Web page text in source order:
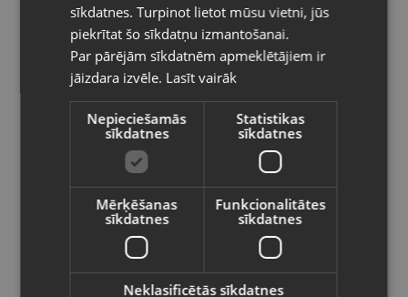
348.00€
€ /mēn.
Zelta gredzens ar briljantu
Pasūtījumi tiks piegādāti uz
izvēlēto valsti
Vietnes saturs būs attēlots izvēlētajā
valodā
Valsts
Latviešu / Latvian
sīkdatnes. Turpinot lietot mūsu vietni, jūs
piekrītat šo sīkdatņu izmantošanai.
Par pārējām sīkdatnēm apmeklētājiem ir
jāizdara izvēle. Lasīt vairāk
Nepieciešamās
sīkdatnes
Statistikas
sīkdatnes
Mērķēšanas
sīkdatnes
Funkcionalitātes
sīkdatnes
Neklasificētās sīkdatnes